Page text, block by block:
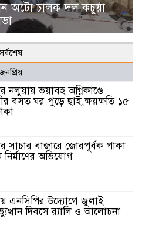
অটো চালক দল কচুয়া
নলুয়ায় ভয়াবহ অগ্নিকাণ্ডে
বসত ঘর পুড়ে ছাই,ক্ষয়ক্ষতি ১৫
সাচার বাজারে জোরপূর্বক পাকা
নির্মাণের অভিযোগ
এনসিপির উদ্যোগে জুলাই
দিবসে র‌্যালি ও আলোচনা